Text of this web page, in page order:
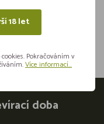
doba
18 let
Pokračováním v
Více informací...